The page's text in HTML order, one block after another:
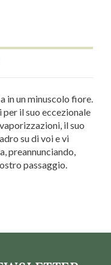
in un minuscolo fiore.
per il suo eccezionale
il suo
su di voi e vi
preannunciando,
passaggio.